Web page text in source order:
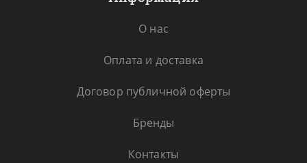
О нас
Оплата и доставка
Договор публичной оферты
Бренды
Контакты